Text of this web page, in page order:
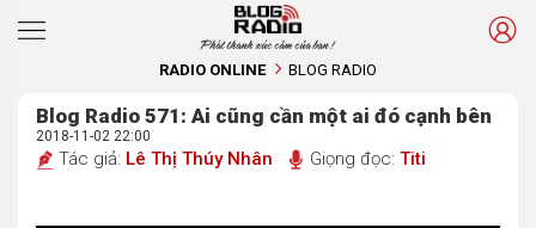
Phát thanh xúc cảm của bạn !
RADIO ONLINE BLOG RADIO
Blog Radio 571: Ai cũng cần một ai đó cạnh bên
2018-11-02 22:00
Tác giả: Lê Thị Thúy Nhân Giọng đọc: Titi